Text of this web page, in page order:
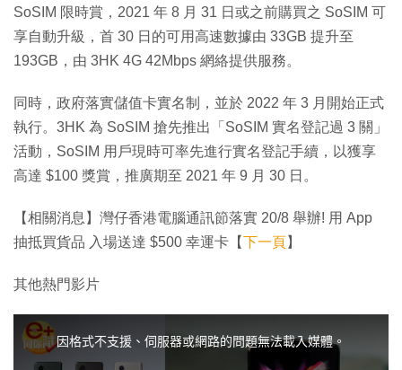
SoSIM 限時賞，2021 年 8 月 31 日或之前購買之 SoSIM 可
享自動升級，首 30 日的可用高速數據由 33GB 提升至
193GB，由 3HK 4G 42Mbps 網絡提供服務。
同時，政府落實儲值卡實名制，並於 2022 年 3 月開始正式
執行。3HK 為 SoSIM 搶先推出「SoSIM 實名登記過 3 關」
活動，SoSIM 用戶現時可率先進行實名登記手續，以獲享
高達 $100 獎賞，推廣期至 2021 年 9 月 30 日。
【相關消息】灣仔香港電腦通訊節落實 20/8 舉辦! 用 App
抽抵買貨品 入場送達 $500 幸運卡【下一頁】
其他熱門影片
因格式不支援、伺服器或網路的問題無法載入媒體。